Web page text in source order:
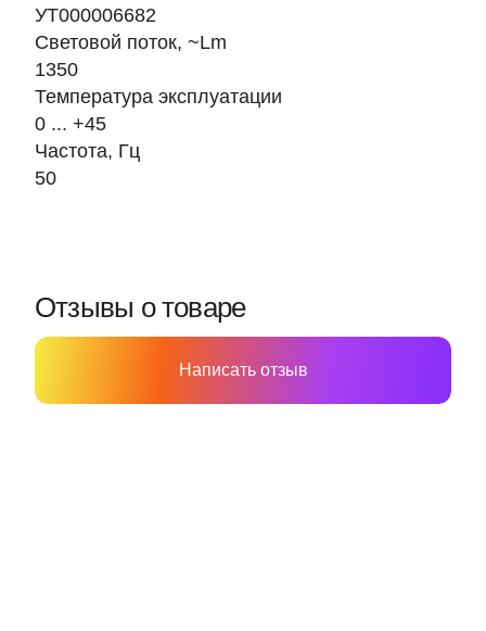
УТ000006682
Световой поток, ~Lm
1350
Температура эксплуатации
0 ... +45
Частота, Гц
50
Отзывы о товаре
Написать отзыв